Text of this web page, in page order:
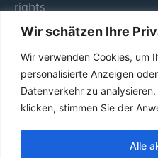
Wir schätzen Ihre
Wir verwenden Cookies, um
personalisierte Anzeigen
Datenverkehr zu
klicken, stimmen Sie der
Alle
rights
reserved.